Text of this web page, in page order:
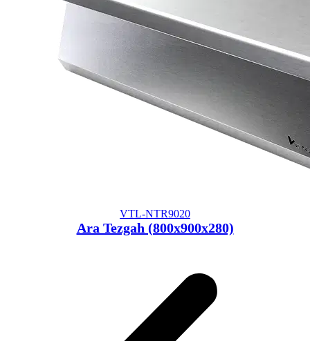
VTL-NTR9020
Ara Tezgah (800x900x280)